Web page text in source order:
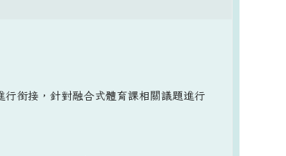
銜接，針對融合式體育課相關議題進行